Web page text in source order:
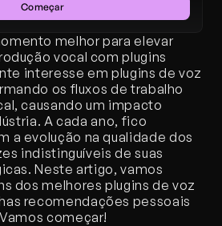
melhor para elevar
vocal com plugins
interesse em plugins de voz
os fluxos de trabalho
causando um impacto
A cada ano, fico
a evolução na qualidade dos
indistinguíveis de suas
Neste artigo, vamos
dos melhores plugins de voz
recomendações pessoais
começar!
Começar